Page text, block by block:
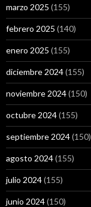
marzo 2025 (155)
febrero 2025 (140)
enero 2025 (155)
diciembre 2024(155)
noviembre 2024(150)
octubre 2024(155)
septiembre 2024(150)
agosto 2024(155)
julio 2024(155)
junio 2024(150)